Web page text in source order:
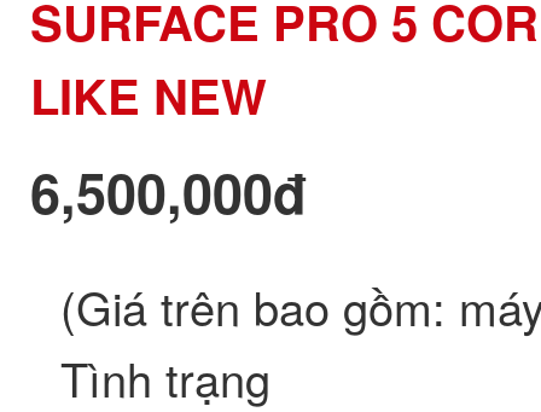
SURFACE PRO 5
LIKE NEW
6,500,000đ
(Giá trên bao gồm:
Tình trạng